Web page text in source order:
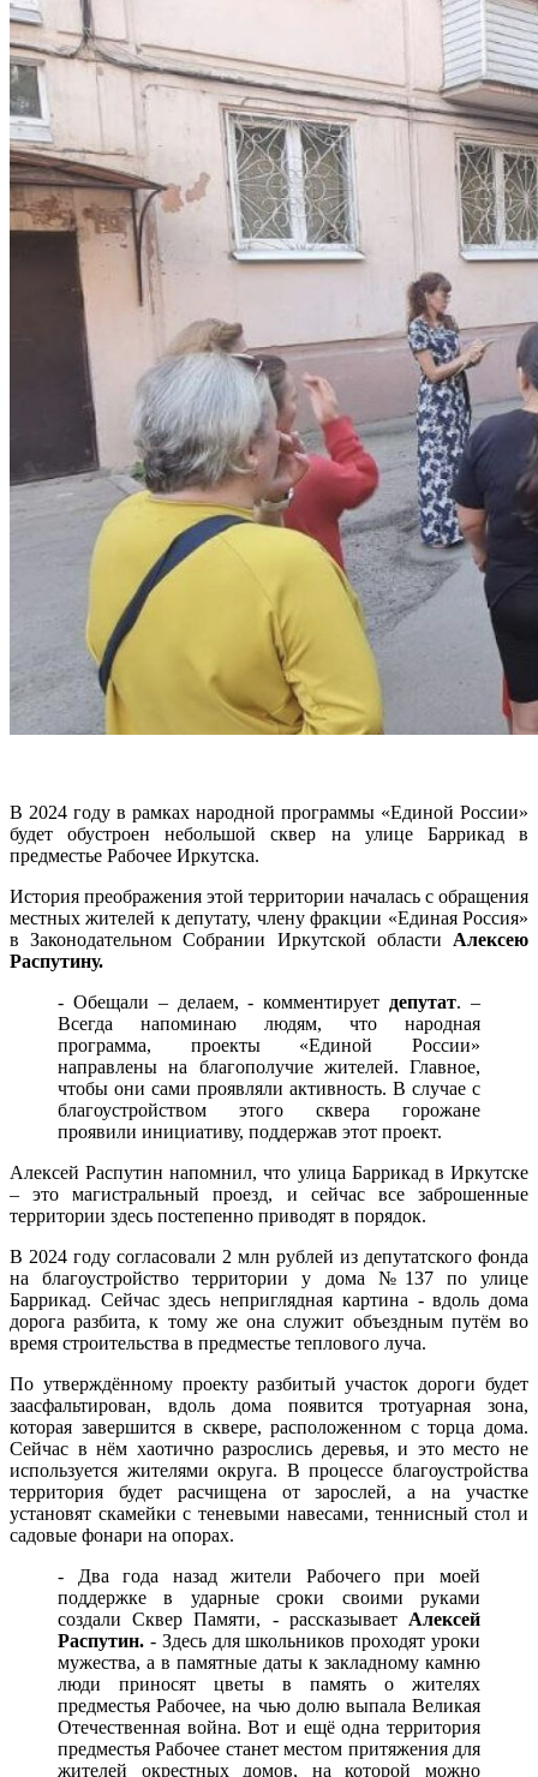
В 2024 году в рамках народной программы «Единой России»
будет обустроен небольшой сквер на улице Баррикад в
предместье Рабочее Иркутска.
История преображения этой территории началась с обращения
местных жителей к депутату, члену фракции «Единая Россия»
в Законодательном Собрании Иркутской области
Алексею
Распутину.
- Обещали – делаем, - комментирует депутат. –
Всегда напоминаю людям, что народная
программа, проекты «Единой России»
направлены на благополучие жителей. Главное,
чтобы они сами проявляли активность. В случае с
благоустройством этого сквера горожане
проявили инициативу, поддержав этот проект.
Алексей Распутин напомнил, что улица Баррикад в Иркутске
– это магистральный проезд, и сейчас все заброшенные
территории здесь постепенно приводят в порядок.
В 2024 году согласовали 2 млн рублей из депутатского фонда
на благоустройство территории у дома №137 по улице
Баррикад. Сейчас здесь неприглядная картина - вдоль дома
дорога разбита, к тому же она служит объездным путём во
время строительства в предместье теплового луча.
По утверждённому проекту разбитый участок дороги будет
заасфальтирован, вдоль дома появится тротуарная зона,
которая завершится в сквере, расположенном с торца дома.
Сейчас в нём хаотично разрослись деревья, и это место не
используется жителями округа. В процессе благоустройства
территория будет расчищена от зарослей, а на участке
установят скамейки с теневыми навесами, теннисный стол и
садовые фонари на опорах.
- Два года назад жители Рабочего при моей
поддержке в ударные сроки своими руками
создали Сквер Памяти, - рассказываетАлексей
Распутин. - Здесь для школьников проходят уроки
мужества, а в памятные даты к закладному камню
люди приносят цветы в память о жителях
предместья Рабочее, на чью долю выпала Великая
Отечественная война. Вот и ещё одна территория
предместья Рабочее станет местом притяжения для
жителей окрестных домов, на которой можно